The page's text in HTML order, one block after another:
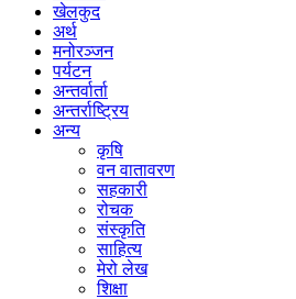
खेलकुद
अर्थ
मनोरञ्‍जन
पर्यटन
अन्तर्वार्ता
अन्तर्राष्‍ट्रिय
अन्य
कृषि
वन वातावरण
सहकारी
रोचक
संस्कृति
साहित्य
मेरो लेख
शिक्षा